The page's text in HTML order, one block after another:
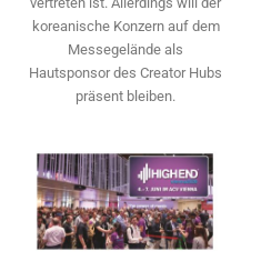
koreanische Konzern auf dem
Messegelände als
Hautsponsor des Creator Hubs
präsent bleiben.